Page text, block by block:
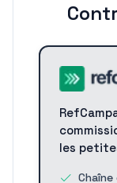
les